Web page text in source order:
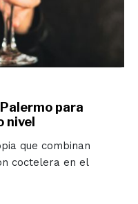
para
nivel
que combinan
coctelera en el